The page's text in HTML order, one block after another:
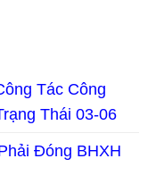
Tác Công
Thái 03-06
Đóng BHXH